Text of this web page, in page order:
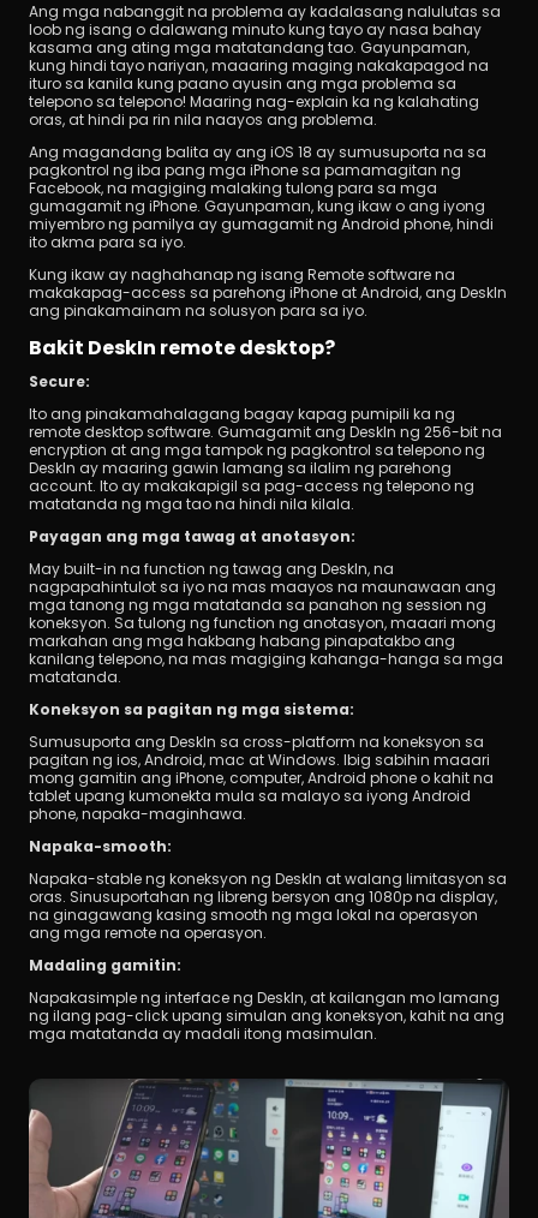
Ang mga nabanggit na problema ay kadalasang nalulutas sa
loob ng isang o dalawang minuto kung tayo ay nasa bahay
kasama ang ating mga matatandang tao. Gayunpaman,
kung hindi tayo nariyan, maaaring maging nakakapagod na
ituro sa kanila kung paano ayusin ang mga problema sa
telepono sa telepono! Maaring nag-explain ka ng kalahating
oras, at hindi pa rin nila naayos ang problema.
Ang magandang balita ay ang iOS 18 ay sumusuporta na sa
pagkontrol ng iba pang mga iPhone sa pamamagitan ng
Facebook, na magiging malaking tulong para sa mga
gumagamit ng iPhone. Gayunpaman, kung ikaw o ang iyong
miyembro ng pamilya ay gumagamit ng Android phone, hindi
ito akma para sa iyo.
Kung ikaw ay naghahanap ng isang Remote software na
makakapag-access sa parehong iPhone at Android, ang DeskIn
ang pinakamainam na solusyon para sa iyo.
Bakit DeskIn remote desktop?
Secure:
Ito ang pinakamahalagang bagay kapag pumipili ka ng
remote desktop software. Gumagamit ang DeskIn ng 256-bit na
encryption at ang mga tampok ng pagkontrol sa telepono ng
DeskIn ay maaring gawin lamang sa ilalim ng parehong
account. Ito ay makakapigil sa pag-access ng telepono ng
matatanda ng mga tao na hindi nila kilala.
Payagan ang mga tawag at anotasyon:
May built-in na function ng tawag ang DeskIn, na
nagpapahintulot sa iyo na mas maayos na maunawaan ang
mga tanong ng mga matatanda sa panahon ng session ng
koneksyon. Sa tulong ng function ng anotasyon, maaari mong
markahan ang mga hakbang habang pinapatakbo ang
kanilang telepono, na mas magiging kahanga-hanga sa mga
matatanda.
Koneksyon sa pagitan ng mga sistema:
Sumusuporta ang DeskIn sa cross-platform na koneksyon sa
pagitan ng ios, Android, mac at Windows. Ibig sabihin maaari
mong gamitin ang iPhone, computer, Android phone o kahit na
tablet upang kumonekta mula sa malayo sa iyong Android
phone, napaka-maginhawa.
Napaka-smooth:
Napaka-stable ng koneksyon ng DeskIn at walang limitasyon sa
oras. Sinusuportahan ng libreng bersyon ang 1080p na display,
na ginagawang kasing smooth ng mga lokal na operasyon
ang mga remote na operasyon.
Madaling gamitin:
Napakasimple ng interface ng DeskIn, at kailangan mo lamang
ng ilang pag-click upang simulan ang koneksyon, kahit na ang
mga matatanda ay madali itong masimulan.